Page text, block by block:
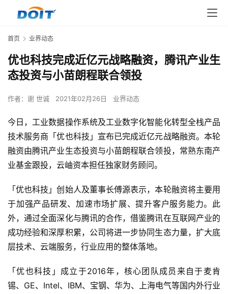
首页 业界动态
优也科技完成近亿元战略融资，腾讯产业生
态投资与小苗朗程联合领投
作者： 谢 世诚 2021年02月26日 业界动态
今日，工业数据操作系统及工业数字化智能化转型全栈产品
技术服务商「优也科技」宣布已完成近亿元战略融资。本轮
融资由腾讯产业生态投资与小苗朗程联合领投，常熟东南产
业基金跟投，云岫资本担任独家财务顾问。
「优也科技」创始人及董事长傅源表示，本轮融资将主要用
于加强产品研发、加速市场扩展、提升客户服务能力。此
外，通过全面深化与腾讯的合作，借鉴腾讯在互联网产业的
成功经验和深厚积累，公司将进一步协同生态力量，扩大底
层技术、云端服务，行业应用的整体落地。
「优也科技」成立于2016年，核心团队成员来自于麦肯
锡、GE、Intel、IBM、宝钢、华为、上海电气等国内外行业